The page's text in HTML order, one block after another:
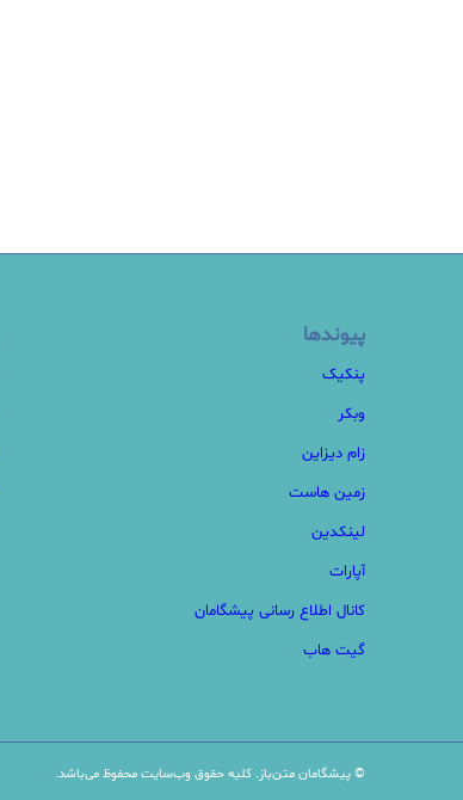
پیوندها
پنکیک
وبکر
زام دیزاین
زمین هاست
لینکدین
آپارات
کانال اطلاع رسانی پیشگامان
گیت هاب
© پیشگامان متن‌باز. کلیه حقوق وب‌سایت محفوظ می‌باشد.